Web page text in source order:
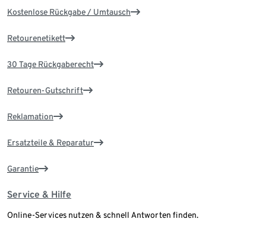
Kostenlose Rückgabe / Umtausch
Retourenetikett
30 Tage Rückgaberecht
Retouren-Gutschrift
Reklamation
Ersatzteile & Reparatur
Garantie
Service & Hilfe
Online-Services nutzen & schnell Antworten finden.